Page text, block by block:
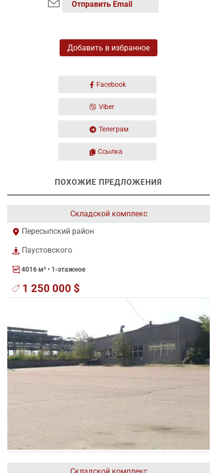
Отправить Email
Добавить в избранное
Facebook
Viber
Телеграм
Ссылка
ПОХОЖИЕ ПРЕДЛОЖЕНИЯ
Складской комплекс
Пересыпский район
Паустовского
4016 м² • 1-этажное
1 250 000 $